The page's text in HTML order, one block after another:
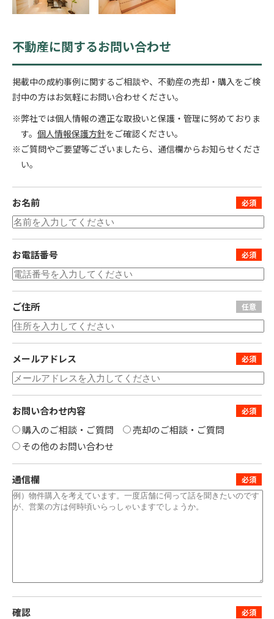
不動産に関するお問い合わせ
掲載中の成約事例に関するご相談や、不動産の売却・購入をご検
討中の方はお気軽にお問い合わせください。
※弊社では個人情報の適正な取扱いと保護・管理に努めておりま
す。 個人情報保護方針をご確認ください。
※ご質問やご要望等ございましたら、通信欄からお知らせくださ
い。
お名前
お電話番号
ご住所
メールアドレス
お問い合わせ内容
購入のご相談・ご質問
売却のご相談・ご質問
その他のお問い合わせ
通信欄
確認